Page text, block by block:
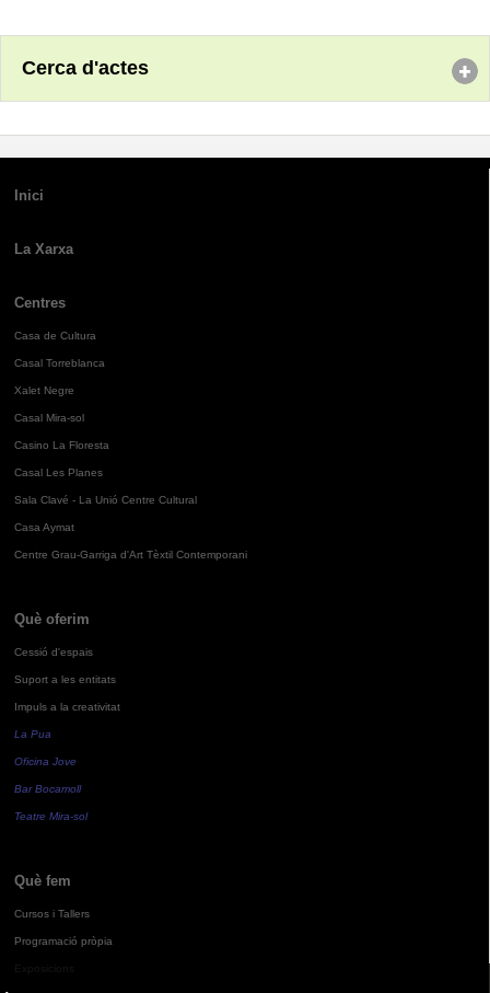
Cerca d'actes
Inici
La Xarxa
Centres
Casa de Cultura
Casal Torreblanca
Xalet Negre
Casal Mira-sol
Casino La Floresta
Casal Les Planes
Sala Clavé - La Unió Centre Cultural
Casa Aymat
Centre Grau-Garriga d'Art Tèxtil Contemporani
Què oferim
Cessió d'espais
Suport a les entitats
Impuls a la creativitat
La Pua
Oficina Jove
Bar Bocamoll
Teatre Mira-sol
Què fem
Cursos i Tallers
Programació pròpia